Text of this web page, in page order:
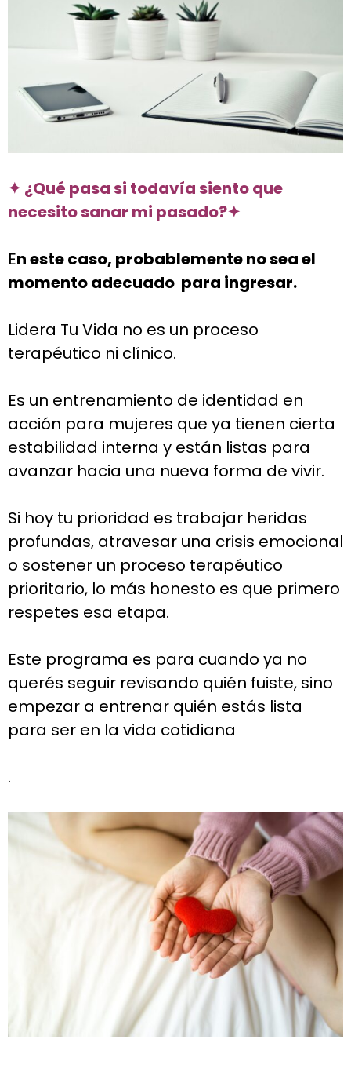
✦ ¿Qué pasa si todavía siento que
necesito sanar mi pasado?✦
En este caso, probablemente no sea el
momento adecuado para ingresar.
Lidera Tu Vida no es un proceso
terapéutico ni clínico.
Es un entrenamiento de identidad en
acción para mujeres que ya tienen cierta
estabilidad interna y están listas para
avanzar hacia una nueva forma de vivir.
Si hoy tu prioridad es trabajar heridas
profundas, atravesar una crisis emocional
o sostener un proceso terapéutico
prioritario, lo más honesto es que primero
respetes esa etapa.
Este programa es para cuando ya no
querés seguir revisando quién fuiste, sino
empezar a entrenar quién estás lista
para ser en la vida cotidiana
.